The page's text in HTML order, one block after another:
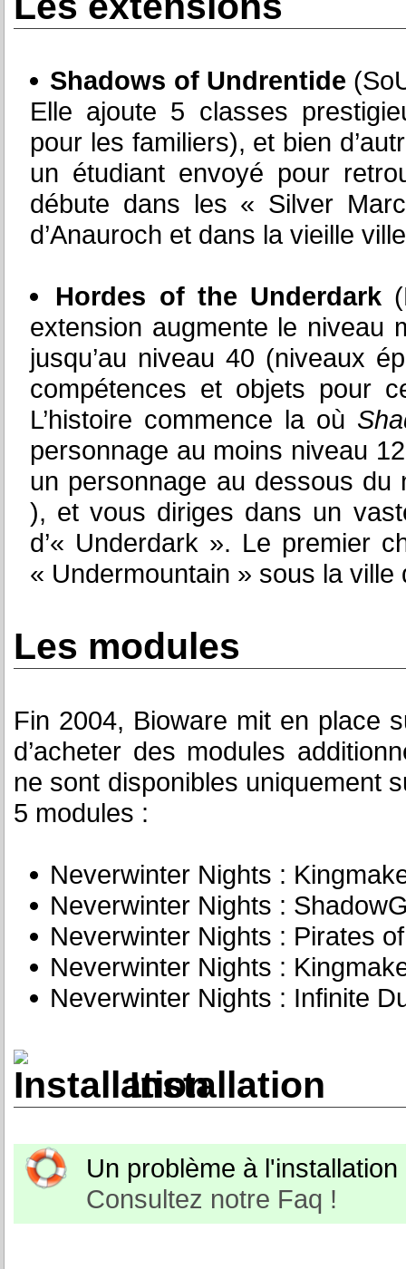
Shadows of Undrentide
Elle ajoute 5 classes
pour les familiers), et bien
un étudiant envoyé pour
débute dans les « Silver
d’Anauroch et dans la vieille
Hordes of the Underdark
extension augmente le niveau
jusqu’au niveau 40 (niveaux
compétences et objets pour
L’histoire commence la où
personnage au moins niveau
un personnage au dessous
), et vous diriges dans un
d’« Underdark ». Le premier
« Undermountain » sous la ville
Les modules
Fin 2004, Bioware mit en place
d’acheter des modules
ne sont disponibles uniquement
5 modules :
Neverwinter Nights :
Neverwinter Nights :
Neverwinter Nights : Pirates
Neverwinter Nights :
Neverwinter Nights : Infinite
Installation
Un problème à
Consultez notre Faq !